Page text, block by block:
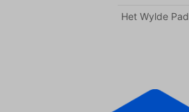
Het Wylde Pad